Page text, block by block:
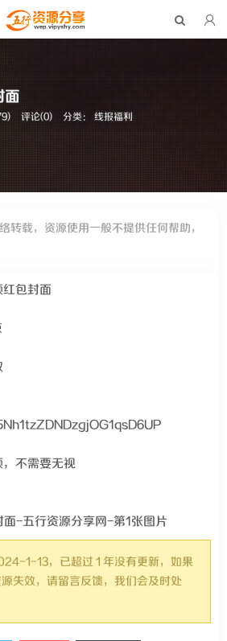
面
评论(0) 分类： 线报福利
转载，资源使用一般不提供任何帮助，
红包封面
，不需要无视
1-13，已超过 1 年没有更新，如果
失效，请留言反馈，我们会及时处